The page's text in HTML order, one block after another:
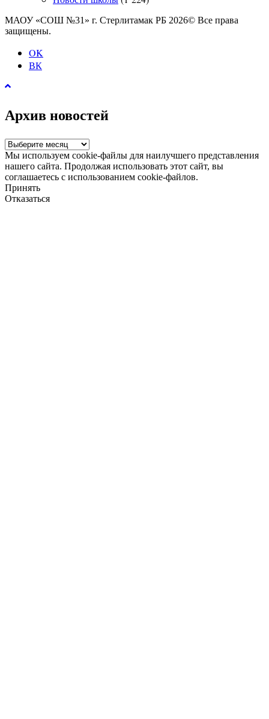
МАОУ «СОШ №31» г. Стерлитамак РБ 2026© Все права
защищены.
OK
ВК
Архив новостей
Архив
новостей
Мы используем cookie-файлы для наилучшего представления
нашего сайта. Продолжая использовать этот сайт, вы
соглашаетесь с использованием cookie-файлов.
Принять
Отказаться